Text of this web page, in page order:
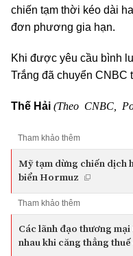
chiến tạm thời kéo dài
đơn phương gia hạn.
Khi được yêu cầu bình
Trắng đã chuyển CNBC
Thế Hải (Theo CNBC,
Tham khảo thêm
Mỹ tạm dừng chiến dịch
biển Hormuz
Tham khảo thêm
Các lãnh đạo thương
nhau khi căng thẳng